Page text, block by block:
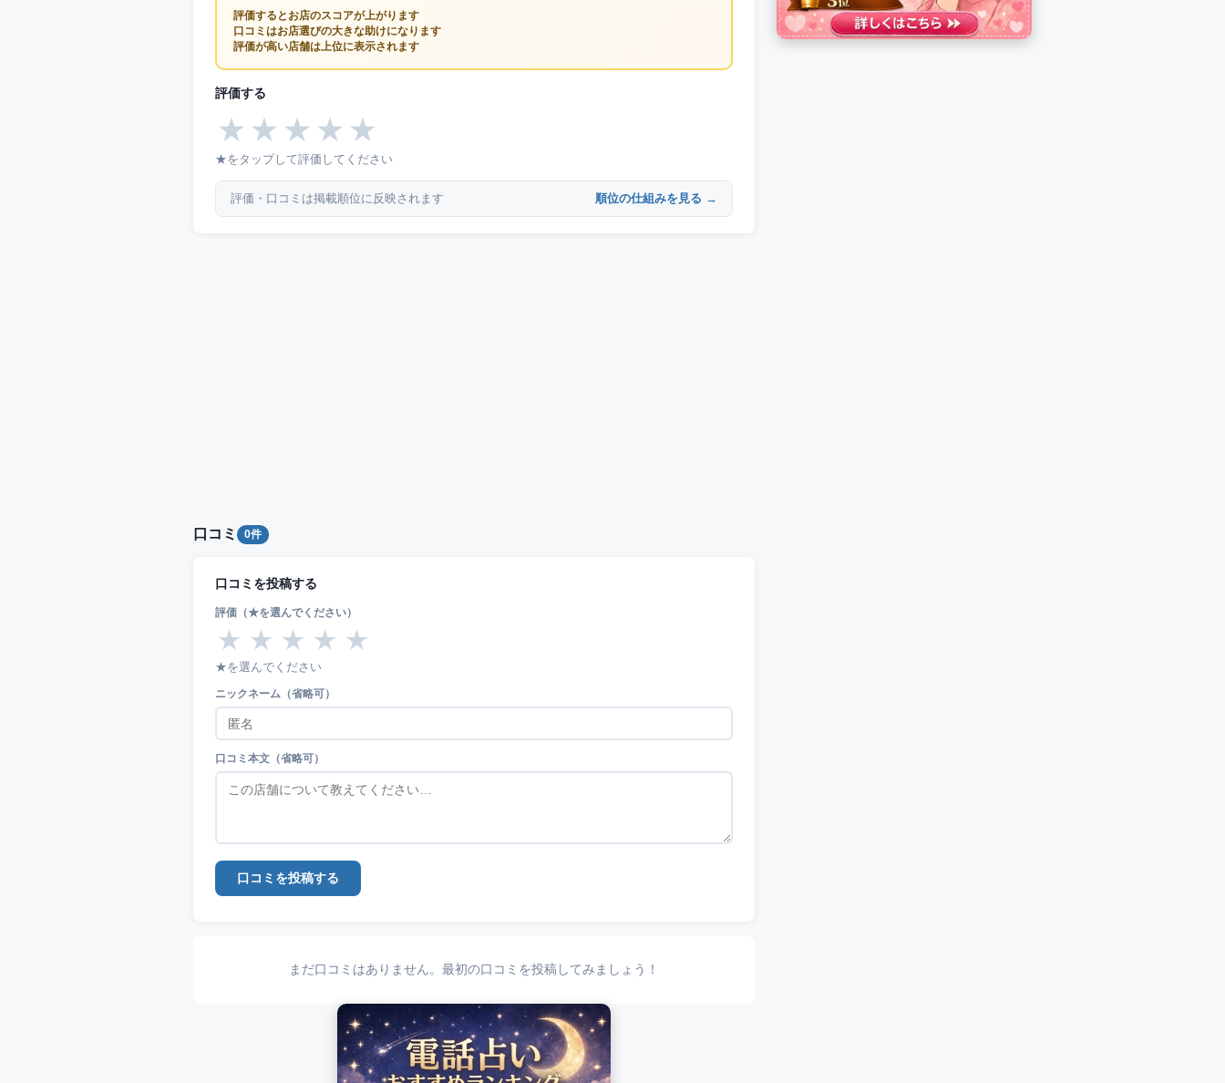
評価するとお店のスコアが上がります
口コミはお店選びの大きな助けになります
評価が高い店舗は上位に表示されます
評価する
★ ★ ★ ★ ★
★をタップして評価してください
評価・口コミは掲載順位に反映されます 順位の仕組みを見る →
口コミ 0件
口コミを投稿する
評価（★を選んでください）
★ ★ ★ ★ ★
★を選んでください
ニックネーム（省略可）
口コミ本文（省略可）
口コミを投稿する
まだ口コミはありません。最初の口コミを投稿してみましょう！